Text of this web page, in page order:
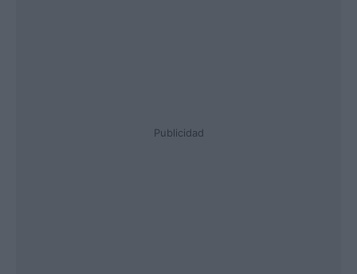
Publicidad